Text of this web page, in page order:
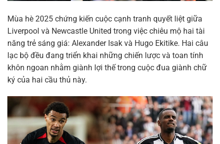
Mùa hè 2025 chứng kiến cuộc cạnh tranh quyết liệt giữa
Liverpool và Newcastle United trong việc chiêu mộ hai tài
năng trẻ sáng giá: Alexander Isak và Hugo Ekitike. Hai câu
lạc bộ đều đang triển khai những chiến lược và toan tính
khôn ngoan nhằm giành lợi thế trong cuộc đua giành chữ
ký của hai cầu thủ này.